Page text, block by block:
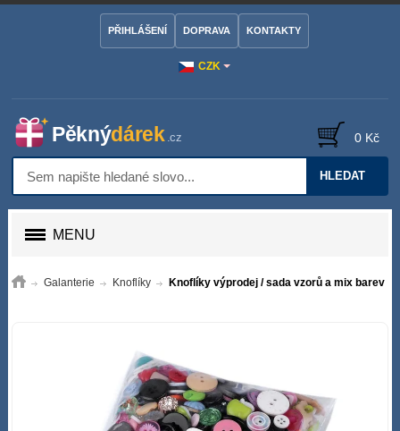
CZK
PŘIHLÁŠENÍ DOPRAVA KONTAKTY
HLEDAT
0 Kč
MENU
Galanterie Knoflíky Knoflíky výprodej / sada vzorů a mix barev